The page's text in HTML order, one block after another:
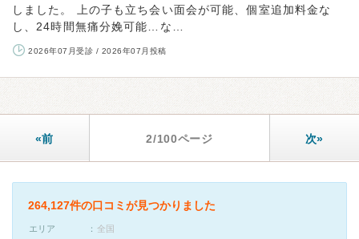
しました。 上の子も立ち会い面会が可能、個室追加料金な
し、24時間無痛分娩可能…な…
2026年07月受診 / 2026年07月投稿
«前 2/100ページ 次»
264,127件の口コミが見つかりました
エリア
全国